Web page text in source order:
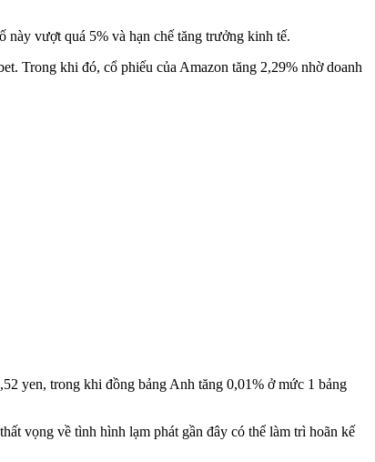
này vượt quá 5% và hạn chế tăng trưởng kinh tế.
Trong khi đó, cổ phiếu của Amazon tăng 2,29% nhờ doanh
yen, trong khi đồng bảng Anh tăng 0,01% ở mức 1 bảng
vọng về tình hình lạm phát gần đây có thể làm trì hoãn kế